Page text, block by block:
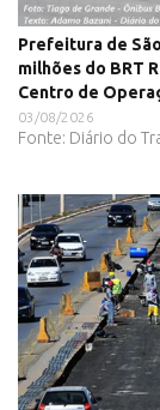
Prefeitura de
milhões do BRT
Centro de
03/08/2026
Fonte: Diário do